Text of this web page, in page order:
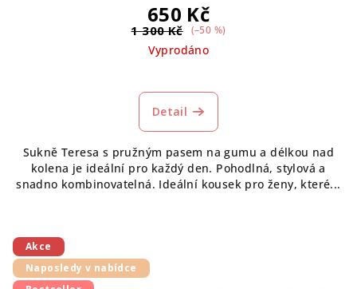
650 Kč
1 300 Kč (–50 %)
Vyprodáno
Detail
Sukně Teresa s pružným pasem na gumu a délkou nad
kolena je ideální pro každý den. Pohodlná, stylová a
snadno kombinovatelná. Ideální kousek pro ženy, které...
Akce
Naposledy v nabídce